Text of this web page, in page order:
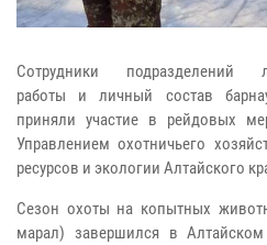
Сотрудники подразделений
работы и личный состав
приняли участие в рейдовых
Управлением охотничьего
ресурсов и экологии Алтайского
Сезон охоты на копытных
марал) завершился в